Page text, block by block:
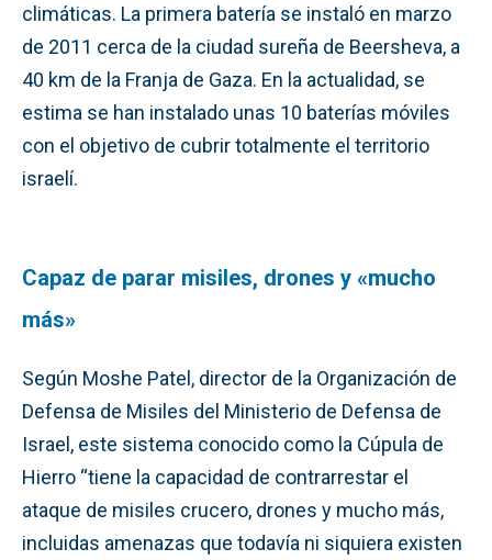
climáticas. La primera batería se instaló en marzo
de 2011 cerca de la ciudad sureña de Beersheva, a
40 km de la Franja de Gaza. En la actualidad, se
estima se han instalado unas 10 baterías móviles
con el objetivo de cubrir totalmente el territorio
israelí.
Capaz de parar misiles, drones y «mucho
más»
Según Moshe Patel, director de la Organización de
Defensa de Misiles del Ministerio de Defensa de
Israel, este sistema conocido como la Cúpula de
Hierro “tiene la capacidad de contrarrestar el
ataque de misiles crucero, drones y mucho más,
incluidas amenazas que todavía ni siquiera existen